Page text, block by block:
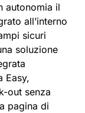
autonomia il
all’interno
sicuri
soluzione
Easy,
out senza
pagina di